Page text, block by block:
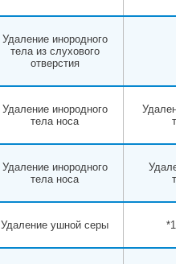
Удаление инородного
тела из слухового
отверстия
Удаление инородного
тела носа
Удаление
Удаление инородного
тела носа
Удаление ушной серы *1